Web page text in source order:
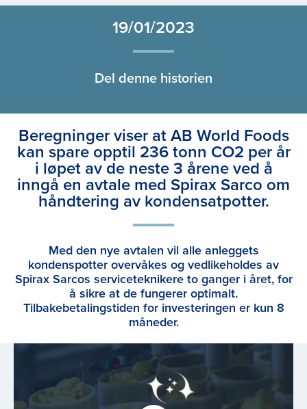
19/01/2023
Del denne historien
Beregninger viser at AB World Foods
kan spare opptil 236 tonn CO2 per år
i løpet av de neste 3 årene ved å
inngå en avtale med Spirax Sarco om
håndtering av kondensatpotter.
Med den nye avtalen vil alle anleggets
kondenspotter overvåkes og vedlikeholdes av
Spirax Sarcos serviceteknikere to ganger i året, for
å sikre at de fungerer optimalt.
Tilbakebetalingstiden for investeringen er kun 8
måneder.